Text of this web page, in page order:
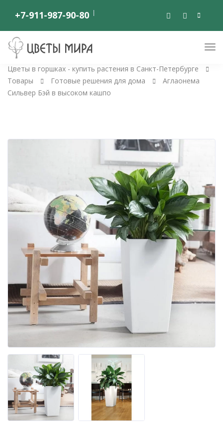
+7-911-987-90-80
Цветы в горшках - купить растения в Санкт-Петербурге
Товары
Готовые решения для дома
Аглаонема
Сильвер Бэй в высоком кашпо